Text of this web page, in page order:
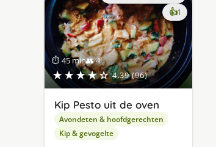
⏱ 45 min👥 4
★★★★☆ 4.39 (96)
👍1keer
lekker
gevonden
Kip Pesto uit de oven
Avondeten & hoofdgerechten
Kip & gevogelte